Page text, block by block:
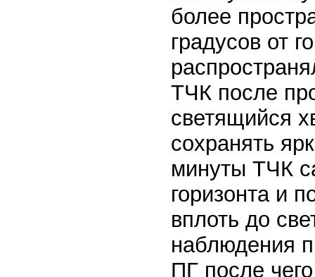
более
градусов от
ТЧК после
светящийся
сохранять
минуты ТЧК
горизонта и
вплоть до
наблюдения
ПГ после